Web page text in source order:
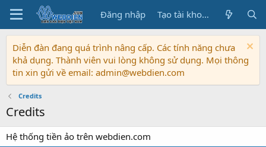
Đăng nhập Tạo tài khoản
Diễn đàn đang quá trình nâng cấp. Các tính năng chưa
khả dụng. Thành viên vui lòng không sử dụng. Mọi thông
tin xin gửi về email: admin@webdien.com
Credits
Credits
Hệ thống tiền ảo trên webdien.com